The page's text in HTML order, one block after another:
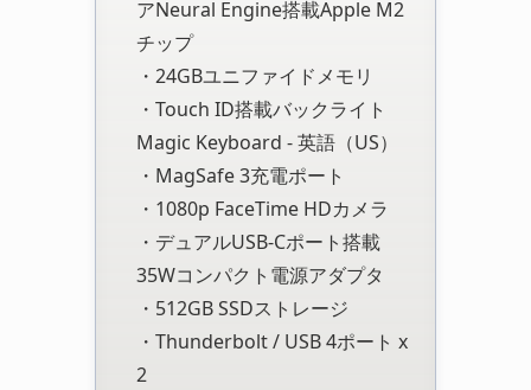
アNeural Engine搭載Apple M2
チップ
・24GBユニファイドメモリ
・Touch ID搭載バックライト
Magic Keyboard - 英語（US）
・MagSafe 3充電ポート
・1080p FaceTime HDカメラ
・デュアルUSB-Cポート搭載
35Wコンパクト電源アダプタ
・512GB SSDストレージ
・Thunderbolt / USB 4ポート x
2